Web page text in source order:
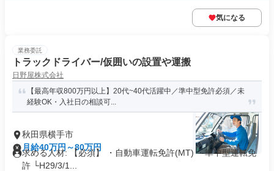
気になる
業務委託
トラックドライバー/仮囲いの設置や運搬
日野屋株式会社
【最高年収800万円以上】20代~40代活躍中／準中型免許必須／未
経験OK・入社日の相談可...
秋田県横手市
月給40万円～80万円
求める人材: 【必須】 ・自動車運転免許(MT) ・準中型運転免
許 └H29/3/1...